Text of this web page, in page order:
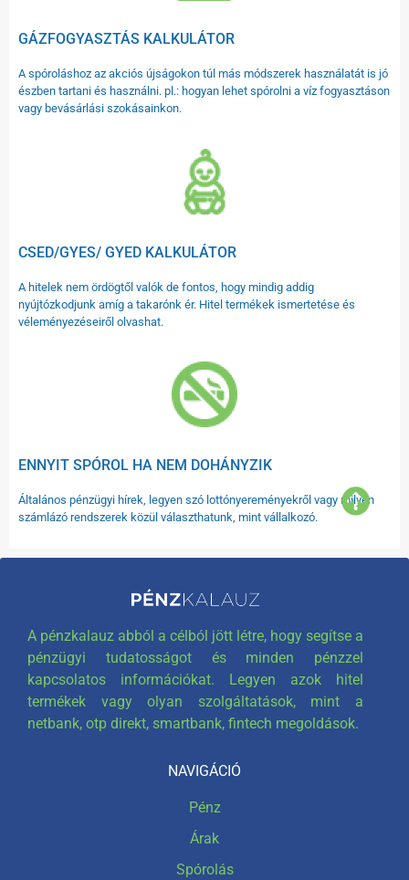
GÁZFOGYASZTÁS KALKULÁTOR
A spóroláshoz az akciós újságokon túl más módszerek használatát is jó
észben tartani és használni. pl.: hogyan lehet spórolni a víz fogyasztáson
vagy bevásárlási szokásainkon.
CSED/GYES/ GYED KALKULÁTOR
A hitelek nem ördögtől valók de fontos, hogy mindig addig
nyújtózkodjunk amíg a takarónk ér. Hitel termékek ismertetése és
véleményezéseiről olvashat.
ENNYIT SPÓROL HA NEM DOHÁNYZIK
Általános pénzügyi hírek, legyen szó lottónyereményekről vagy milyen
számlázó rendszerek közül választhatunk, mint vállalkozó.
A pénzkalauz abból a célból jött létre, hogy segítse a
pénzügyi tudatosságot és minden pénzzel
kapcsolatos információkat. Legyen azok hitel
termékek vagy olyan szolgáltatások, mint a
netbank, otp direkt, smartbank, fintech megoldások.
NAVIGÁCIÓ
Pénz
Árak
Spórolás